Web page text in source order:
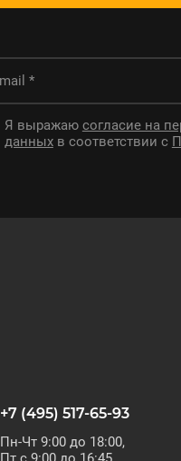
Я выражаю согласие на
данныхв соответствии с
+7 (495) 517-65-93
Пн-Чт 9:00 до 18:00,